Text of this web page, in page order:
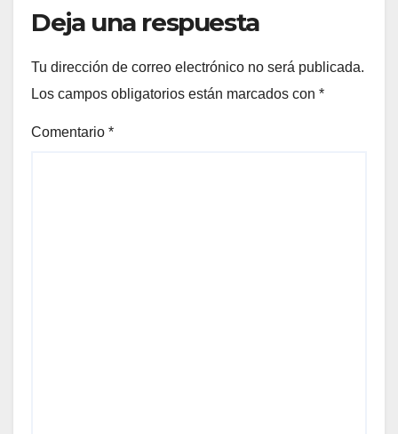
Deja una respuesta
Tu dirección de correo electrónico no será publicada.
Los campos obligatorios están marcados con *
Comentario *